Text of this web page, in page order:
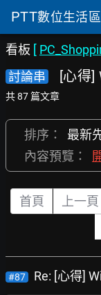
PTT數位生活區
看板 [
討論串
[心得]
共 87 篇文章
排序： 最新
內容預覽：
首頁 上一頁
#87
Re: [心得]